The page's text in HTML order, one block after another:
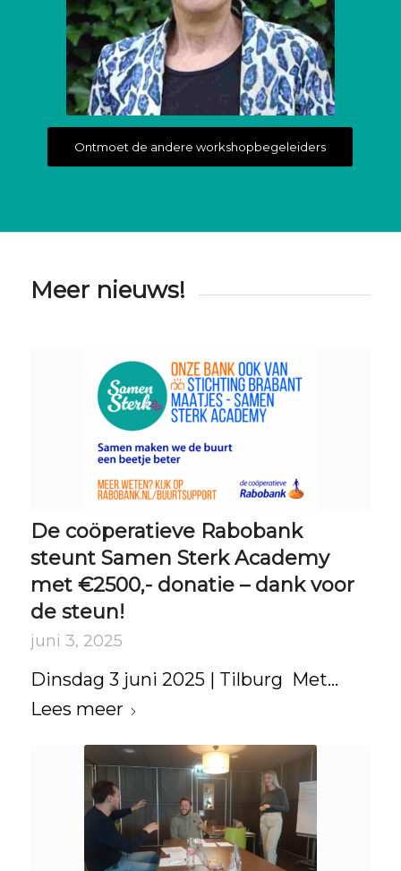
Ontmoet de andere workshopbegeleiders
Meer nieuws!
De coöperatieve Rabobank
steunt Samen Sterk Academy
met €2500,- donatie – dank voor
de steun!
juni 3, 2025
Dinsdag 3 juni 2025 | Tilburg Met…
Lees meer